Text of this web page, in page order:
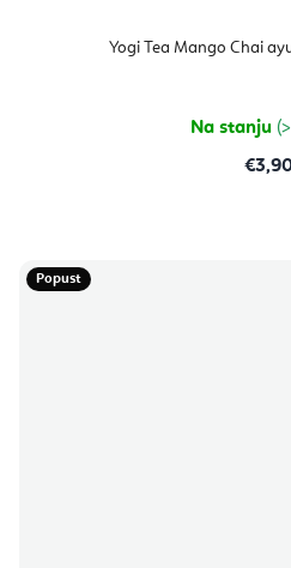
Yogi Tea Mango Chai
Na stanju
Popust